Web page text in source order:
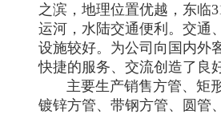
之滨，地理位置优越，东临
运河，水陆交通便利。交通
设施较好。为公司向国内外
快捷的服务、交流创造了良
主要生产销售方管、矩形
镀锌方管、带钢方管、圆管